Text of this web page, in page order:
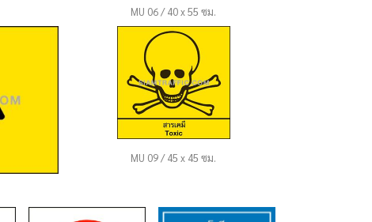
MU 06 / 40 x 55 ซม.
MU 09 / 45 x 45 ซม.